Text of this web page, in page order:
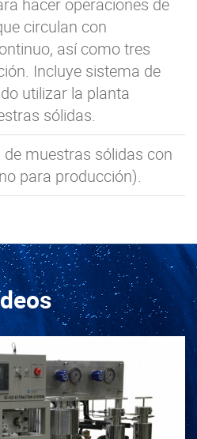
hacer operaciones de
circulan con
así como tres
Incluye sistema de
utilizar la planta
sólidas.
de muestras sólidas con
para producción).